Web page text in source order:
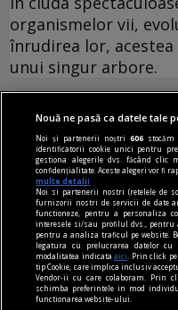
organismelor vii,
înrudirea lor,
unui singur arbore.
Nouă ne pasă ca datele tale
Noi și partenerii noștri606
identificatorii cookie unici pentru
gestiona alegerile dvs. făcând
confidențialitate. Aceste alegeri vor fi
multe detalii
Noi si partenerii nostri (retelele de
furnizorii nostri de servicii de date
functioneze, pentru a personaliza
interesele si/sau profilul dvs., pentru
pentru a analiza traficul pe website.
legatura cu prelucrarea datelor cu
modalitatea indicataaici
. Prin click
tip Cookie, care implica inclusiv
Vendor-ii cu care colaboram. Prin
schimba preferintele in mod
functionarea website-ului.